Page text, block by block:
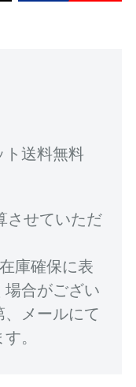
ト送料無料
させていただ
庫確保に表
合がござい
、メールにて
。